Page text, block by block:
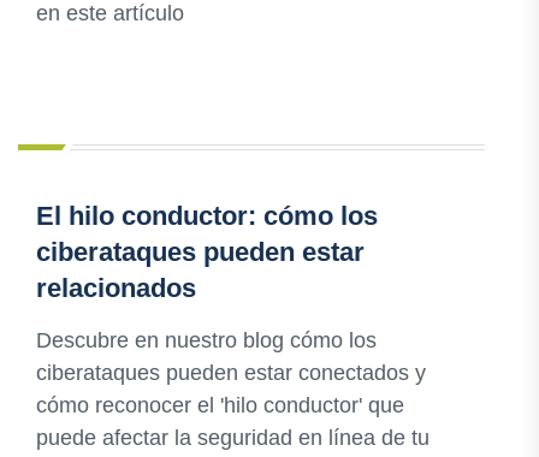
en este artículo
El hilo conductor: cómo los
ciberataques pueden estar
relacionados
Descubre en nuestro blog cómo los
ciberataques pueden estar conectados y
cómo reconocer el 'hilo conductor' que
puede afectar la seguridad en línea de tu